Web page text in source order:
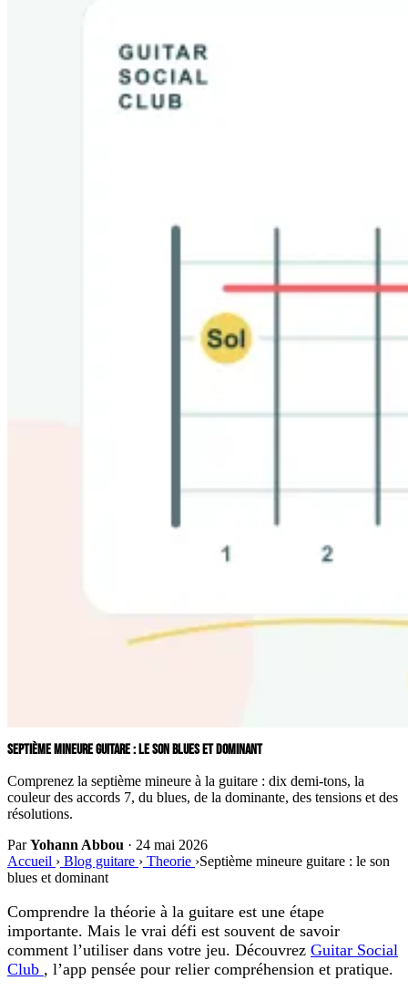
SEPTIÈME MINEURE GUITARE : LE SON BLUES ET DOMINANT
Comprenez la septième mineure à la guitare : dix demi-tons, la
couleur des accords 7, du blues, de la dominante, des tensions et des
résolutions.
ParYohann Abbou · 24 mai 2026
Accueil › Blog guitare › Theorie ›Septième mineure guitare : le son
blues et dominant
Comprendre la théorie à la guitare est une étape
importante. Mais le vrai défi est souvent de savoir
comment l’utiliser dans votre jeu. Découvrez Guitar Social
Club , l’app pensée pour relier compréhension et pratique.